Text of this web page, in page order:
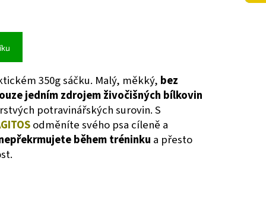
350g sáčku. Malý, měkký, bez
jedním zdrojem živočišných bílkovin
potravinářských surovin. S
odměníte svého psa cíleně a
během tréninku a přesto